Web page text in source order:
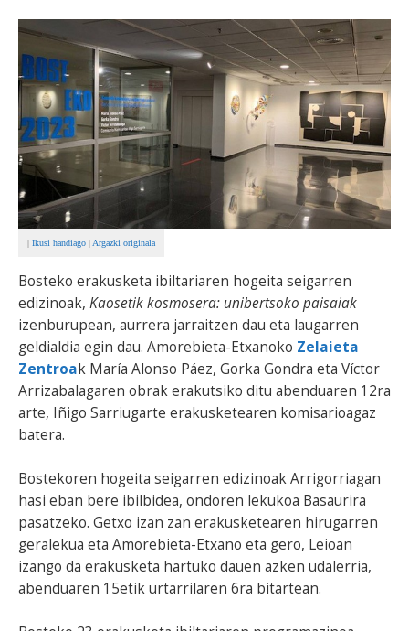
BEREZIAK
ARGAZKIAK
... AUKERA GEHIAGO
| Ikusi handiago | Argazki originala
Bosteko erakusketa ibiltariaren hogeita seigarren
edizinoak, Kaosetik kosmosera: unibertsoko paisaiak
izenburupean, aurrera jarraitzen dau eta laugarren
geldialdia egin dau. Amorebieta-Etxanoko Zelaieta
Zentroak María Alonso Páez, Gorka Gondra eta Víctor
Arrizabalagaren obrak erakutsiko ditu abenduaren 12ra
arte, Iñigo Sarriugarte erakusketearen komisarioagaz
batera.
Bostekoren hogeita seigarren edizinoak Arrigorriagan
hasi eban bere ibilbidea, ondoren lekukoa Basaurira
pasatzeko. Getxo izan zan erakusketearen hirugarren
geralekua eta Amorebieta-Etxano eta gero, Leioan
izango da erakusketa hartuko dauen azken udalerria,
abenduaren 15etik urtarrilaren 6ra bitartean.